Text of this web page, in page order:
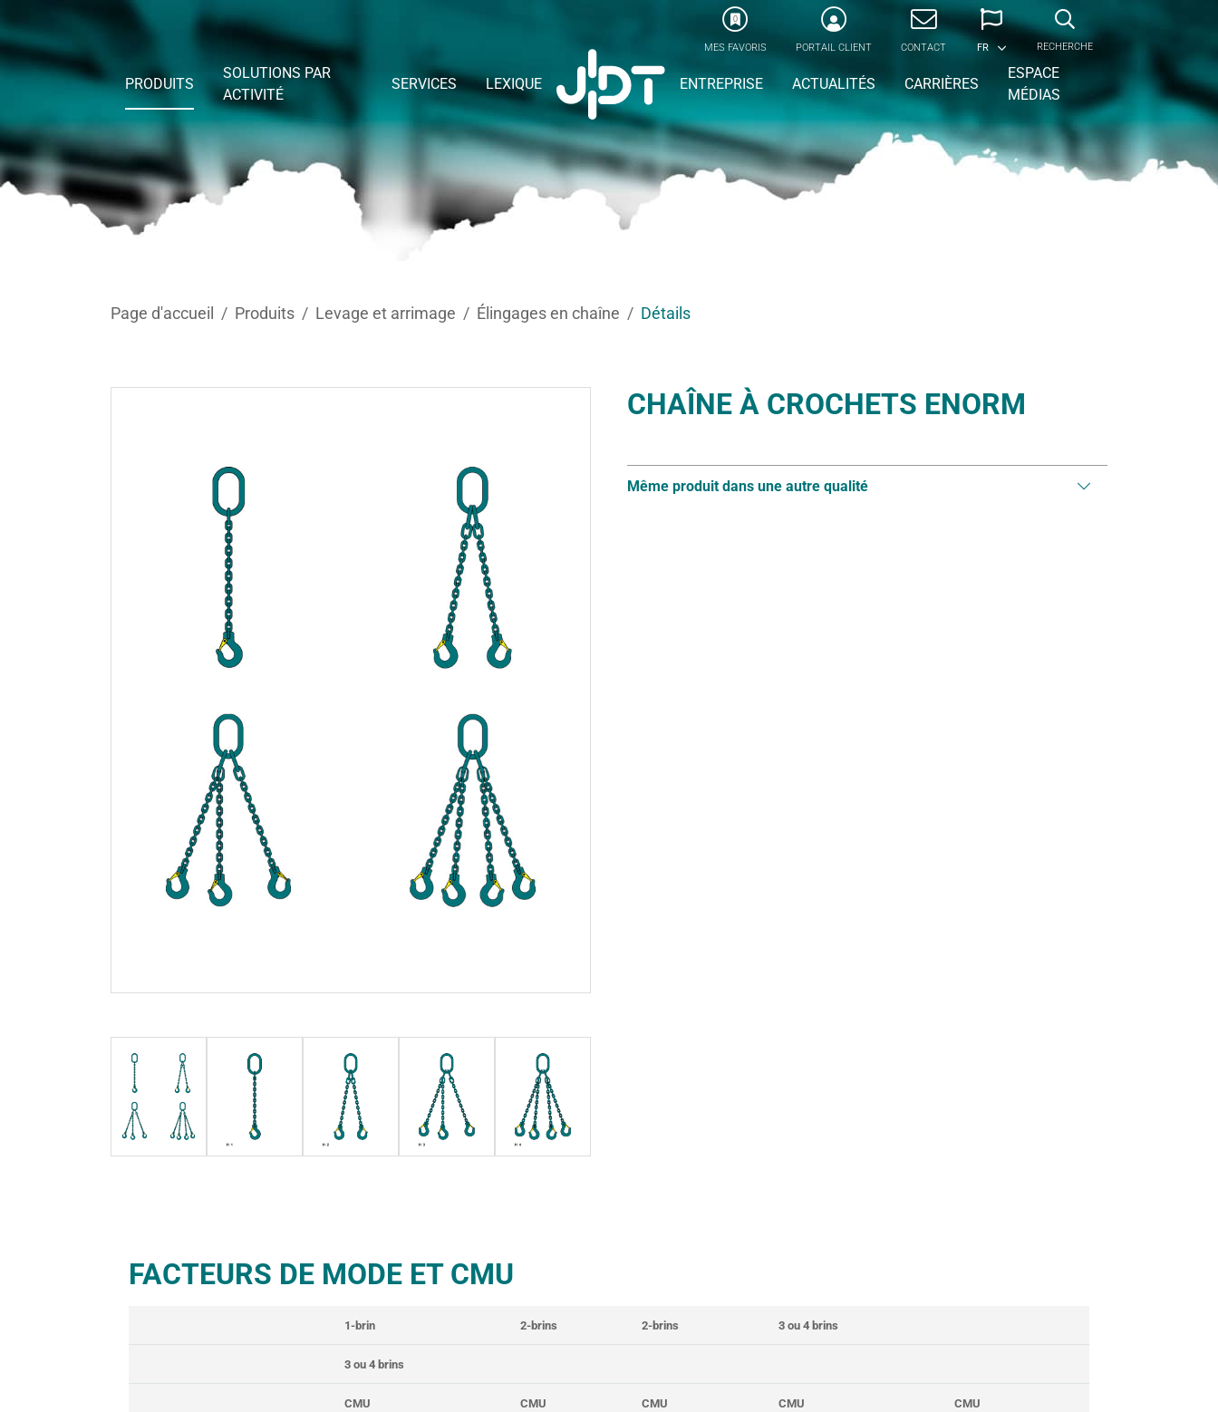
Skip to main content 0
MES FAVORIS PORTAIL CLIENT CONTACT FR RECHERCHE
PRODUITS
SOLUTIONS PAR
ACTIVITÉ
SERVICES LEXIQUE ENTREPRISE ACTUALITÉS CARRIÈRES
ESPACE
MÉDIAS
Page d'accueil Produits Levage et arrimage Élingages en chaîne Détails
CHAÎNE À CROCHETS ENORM
Même produit dans une autre qualité
FACTEURS DE MODE ET CMU
1-brin 2-brins 2-brins 3 ou 4 brins
3 ou 4 brins
CMU CMU CMU CMU CMU